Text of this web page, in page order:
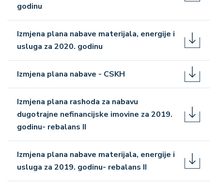
godinu
Izmjena plana nabave materijala, energije i
usluga za 2020. godinu
Izmjena plana nabave - CSKH
Izmjena plana rashoda za nabavu
dugotrajne nefinancijske imovine za 2019.
godinu- rebalans II
Izmjena plana nabave materijala, energije i
usluga za 2019. godinu- rebalans II